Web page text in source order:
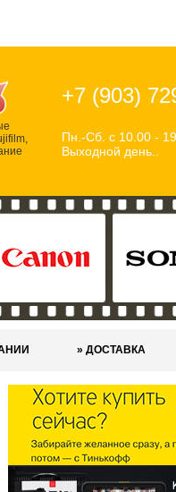
+7 (903)
Пн.-Сб. с 10.00 -
Выходной день..
» ДОСТАВКА